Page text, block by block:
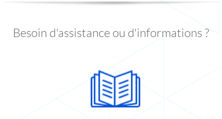
Besoin d'assistance ou d'informations ?